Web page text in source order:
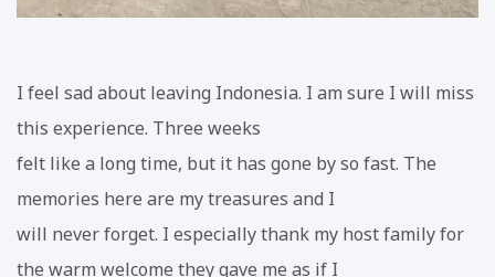
I feel sad about leaving Indonesia. I am sure I will miss
this experience. Three weeks
felt like a long time, but it has gone by so fast. The
memories here are my treasures and I
will never forget. I especially thank my host family for
the warm welcome they gave me as if I